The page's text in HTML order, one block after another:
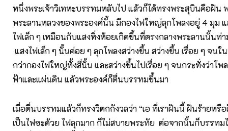
หนึ่งพระเจ้าวิเทหะบรรทมหลับไป แล้วก็ได้ทรงพระสุบินคือฝัน
พระลานหลวงของพระองค์นั้น มีกองไฟใหญ่ลุกโพลงอยู่ 4 มุม
ไฟเล็ก ๆ เหมือนกับแสงหิ่งห้อยเกิดขึ้นที่ตรงกลางพระลานนั้นท่
แสงไฟเล็ก ๆ นั้นค่อย ๆ ลุกโพลงสว่างขึ้น สว่างขึ้น เรื่อย ๆ จนใ
กว่ากองไฟใหญ่ทั้งสี่นั้น และสว่างขึ้นไปเรื่อย ๆ จนกระทั่งว่าโพ
ฟ้าและแผ่นดิน แล้วพระองค์ก็ตื่นบรรทมขึ้นมา
เมื่อตื่นบรรทมแล้วก็ทรงวิตกกังวลว่า “เอ ที่เราฝันนี้ ฝันร้ายหรื
เป็นไฟซะด้วย ไฟลุกมาก ก็ไม่สบายพระทัย ต่อจากนั้นก็บรรทม